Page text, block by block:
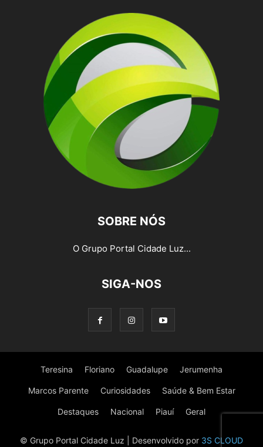
SOBRE NÓS
O Grupo Portal Cidade Luz...
SIGA-NOS
Teresina Floriano Guadalupe Jerumenha
Marcos Parente Curiosidades Saúde & Bem Estar
Destaques Nacional Piauí Geral
© Grupo Portal Cidade Luz | Desenvolvido por 3S CLOUD